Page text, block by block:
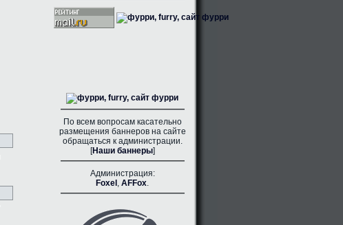
По всем вопросам касательно
размещения баннеров на сайте
обращаться к администрации.
[Наши баннеры]
Администрация:
Foxel , AFFox.